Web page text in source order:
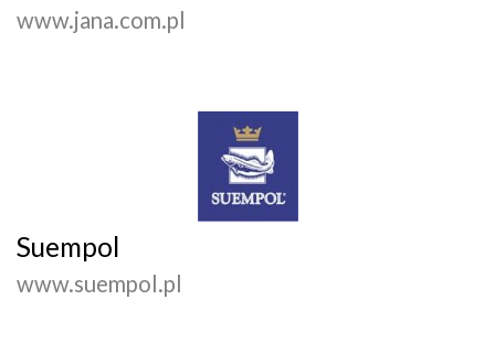
www.jana.com.pl
Suempol
www.suempol.pl